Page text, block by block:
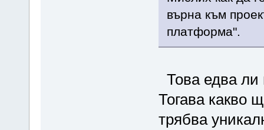
върна към
платформа".
Това едва
Тогава какво
трябва